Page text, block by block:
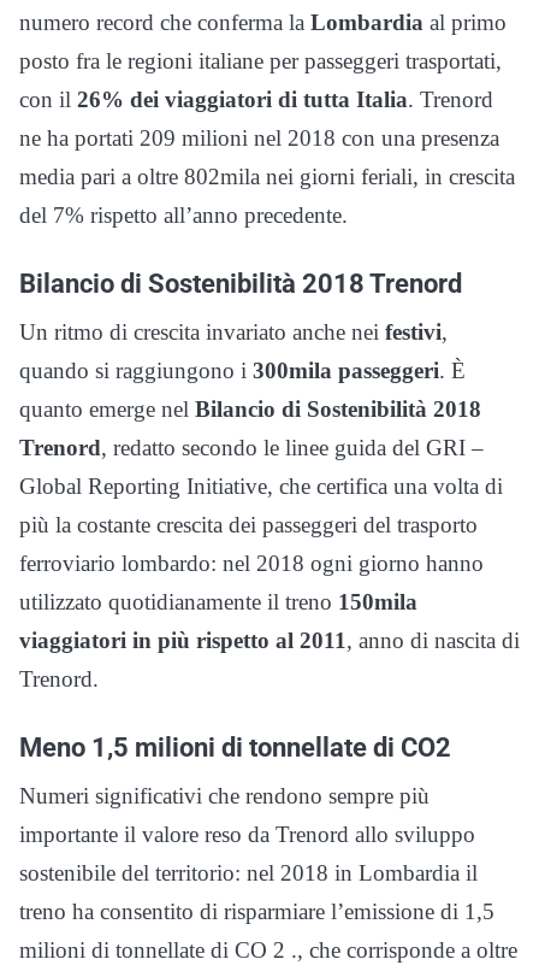
numero record che conferma la Lombardia al primo
posto fra le regioni italiane per passeggeri trasportati,
con il 26% dei viaggiatori di tutta Italia. Trenord
ne ha portati 209 milioni nel 2018 con una presenza
media pari a oltre 802mila nei giorni feriali, in crescita
del 7% rispetto all’anno precedente.
Bilancio di Sostenibilità 2018 Trenord
Un ritmo di crescita invariato anche nei festivi,
quando si raggiungono i 300mila passeggeri. È
quanto emerge nel Bilancio di Sostenibilità 2018
Trenord, redatto secondo le linee guida del GRI –
Global Reporting Initiative, che certifica una volta di
più la costante crescita dei passeggeri del trasporto
ferroviario lombardo: nel 2018 ogni giorno hanno
utilizzato quotidianamente il treno 150mila
viaggiatori in più rispetto al 2011, anno di nascita di
Trenord.
Meno 1,5 milioni di tonnellate di CO2
Numeri significativi che rendono sempre più
importante il valore reso da Trenord allo sviluppo
sostenibile del territorio: nel 2018 in Lombardia il
treno ha consentito di risparmiare l’emissione di 1,5
milioni di tonnellate di CO 2 ., che corrisponde a oltre